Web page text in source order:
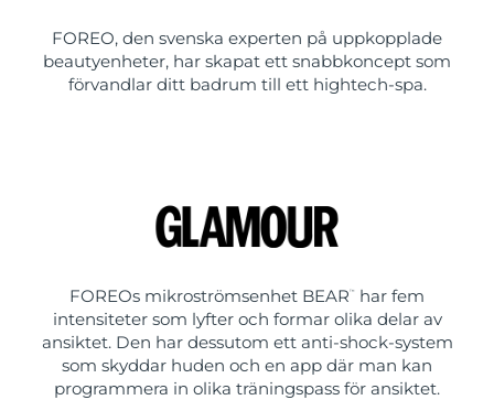
FOREO, den svenska experten på uppkopplade
beautyenheter, har skapat ett snabbkoncept som
förvandlar ditt badrum till ett hightech-spa.
FOREOs mikroströmsenhet BEAR ™
har fem
intensiteter som lyfter och formar olika delar av
ansiktet. Den har dessutom ett anti-shock-system
som skyddar huden och en app där man kan
programmera in olika träningspass för ansiktet.